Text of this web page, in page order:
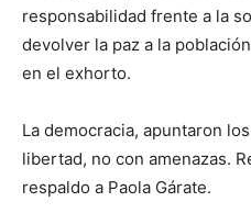
responsabilidad frente a la
devolver la paz a la
en el exhorto.
La democracia, apuntaron
libertad, no con amenazas.
respaldo a Paola Gárate.